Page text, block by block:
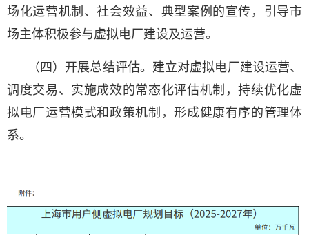
场化运营机制、社会效益、典型案例的宣传，引导市
场主体积极参与虚拟电厂建设及运营。
（四）开展总结评估。建立对虚拟电厂建设运营、
调度交易、实施成效的常态化评估机制，持续优化虚
拟电厂运营模式和政策机制，形成健康有序的管理体
系。